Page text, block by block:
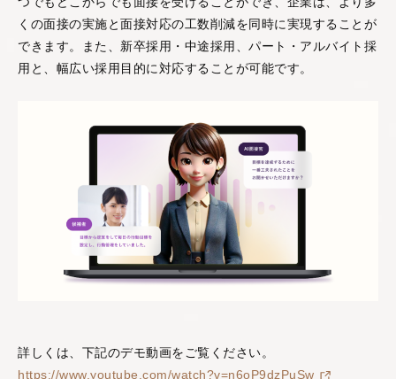
くの面接の実施と面接対応の工数削減を同時に実現することが
できます。また、新卒採用・中途採用、パート・アルバイト採
用と、幅広い採用目的に対応することが可能です。
詳しくは、下記のデモ動画をご覧ください。
https://www.youtube.com/watch?v=n6oP9dzPuSw